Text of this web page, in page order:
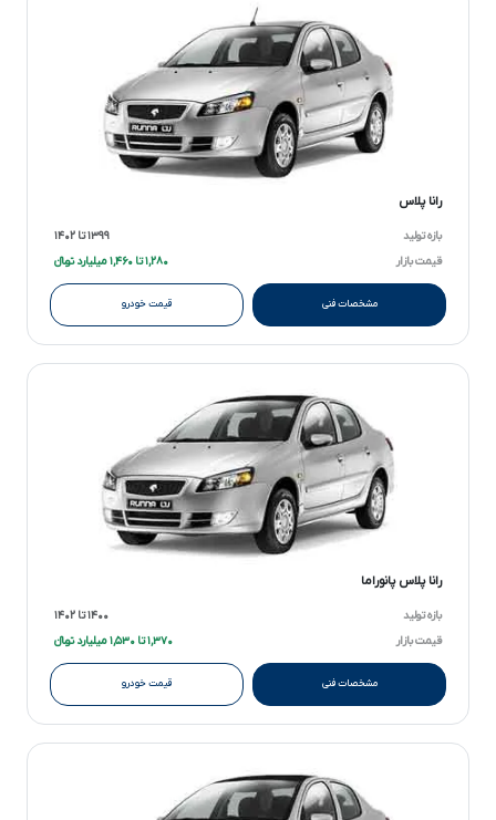
رانا پلاس
بازه تولید
۱۳۹۹ تا ۱۴۰۲
قیمت بازار
۱,۲۸۰ تا ۱,۴۶۰ میلیارد تومانءءء
مشخصات فنی قیمت خودرو
رانا پلاس پانوراما
بازه تولید
۱۴۰۰ تا ۱۴۰۲
قیمت بازار
۱,۳۷۰ تا ۱,۵۳۰ میلیارد تومانءءء
مشخصات فنی قیمت خودرو